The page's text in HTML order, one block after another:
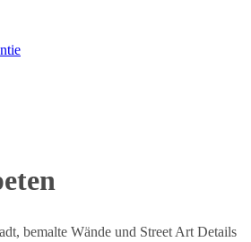
bemalte Wände und Street Art Details